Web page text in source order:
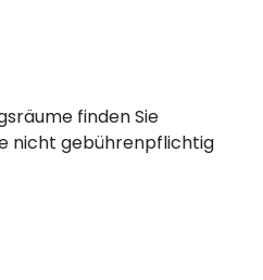
finden Sie
nicht gebührenpflichtig